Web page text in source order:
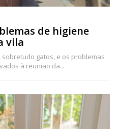
de higiene
vila
gatos, e os problemas
à reunião da...